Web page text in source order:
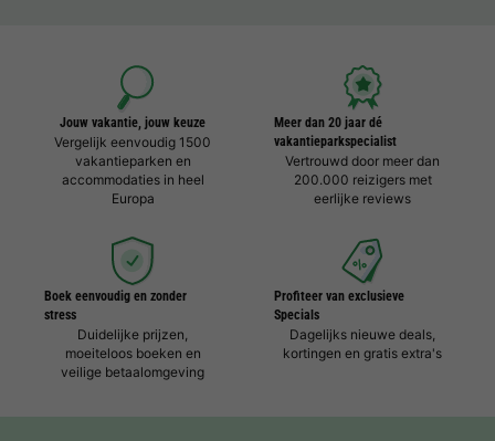
Jouw vakantie, jouw keuze
Vergelijk eenvoudig 1500
vakantieparken en
accommodaties in heel
Europa
Meer dan 20 jaar dé
vakantieparkspecialist
Vertrouwd door meer dan
200.000 reizigers met
eerlijke reviews
Boek eenvoudig en zonder
stress
Duidelijke prijzen,
moeiteloos boeken en
veilige betaalomgeving
Profiteer van exclusieve
Specials
Dagelijks nieuwe deals,
kortingen en gratis extra's